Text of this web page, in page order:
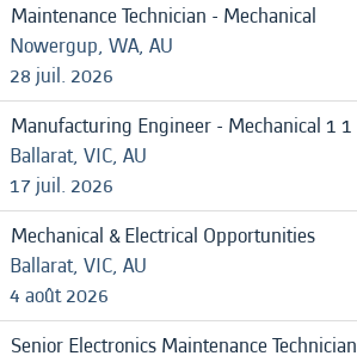
Maintenance Technician - Mechanical
Nowergup, WA, AU
28 juil. 2026
Manufacturing Engineer - Mechanical 1 1
Ballarat, VIC, AU
17 juil. 2026
Mechanical & Electrical Opportunities
Ballarat, VIC, AU
4 août 2026
Senior Electronics Maintenance Technician